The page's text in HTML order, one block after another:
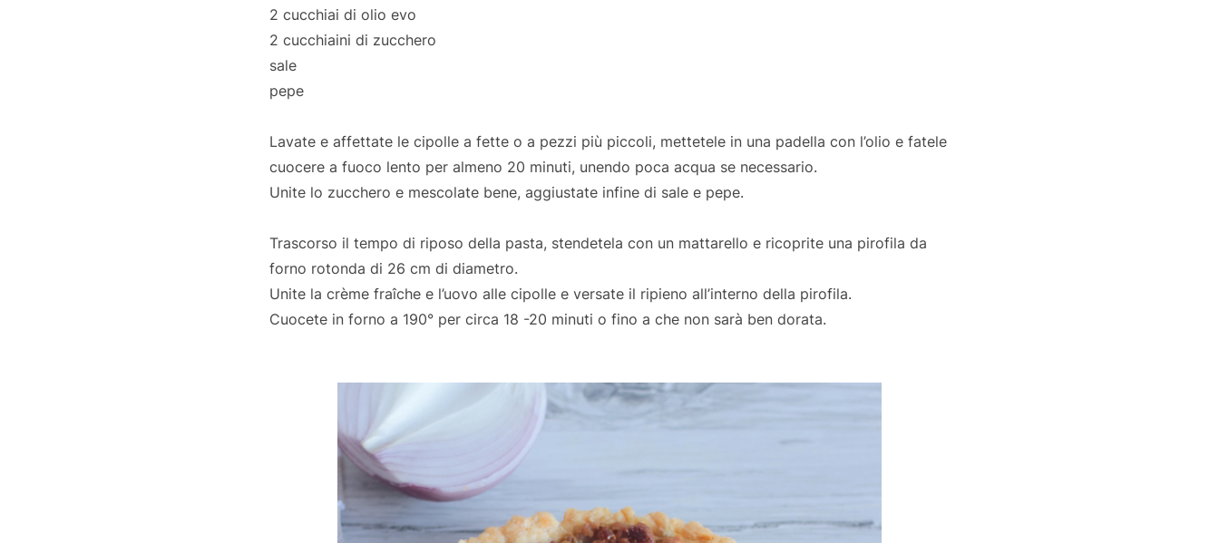
2 cucchiai di olio evo
2 cucchiaini di zucchero
sale
pepe
Lavate e affettate le cipolle a fette o a pezzi più piccoli, mettetele in una padella con l’olio e fatele
cuocere a fuoco lento per almeno 20 minuti, unendo poca acqua se necessario.
Unite lo zucchero e mescolate bene, aggiustate infine di sale e pepe.
Trascorso il tempo di riposo della pasta, stendetela con un mattarello e ricoprite una pirofila da
forno rotonda di 26 cm di diametro.
Unite la crème fraîche e l’uovo alle cipolle e versate il ripieno all’interno della pirofila.
Cuocete in forno a 190° per circa 18 -20 minuti o fino a che non sarà ben dorata.